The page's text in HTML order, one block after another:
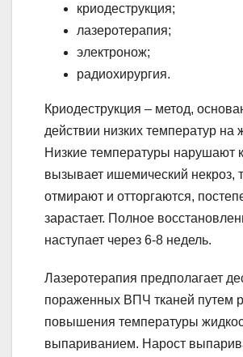
криодеструкция;
лазеротерапия;
электронож;
радиохирургия.
Криодеструкция – метод,
действии низких температур на
Низкие температуры нарушают
вызывает ишемический некроз,
отмирают и отторгаются,
зарастает. Полное
наступает через 6-8 недель.
Лазеротерапия предполагает
пораженных ВПЧ тканей путем
повышения температуры
выпариванием. Нарост